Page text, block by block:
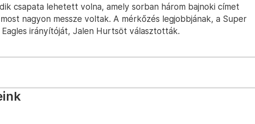
csapata lehetett volna, amely sorban három bajnoki címet
nagyon messze voltak. A mérkőzés legjobbjának, a Super
irányítóját, Jalen Hurtsöt választották.